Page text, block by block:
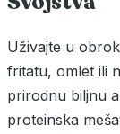
Uživajte u
fritatu, omlet ili
prirodnu biljnu
proteinska